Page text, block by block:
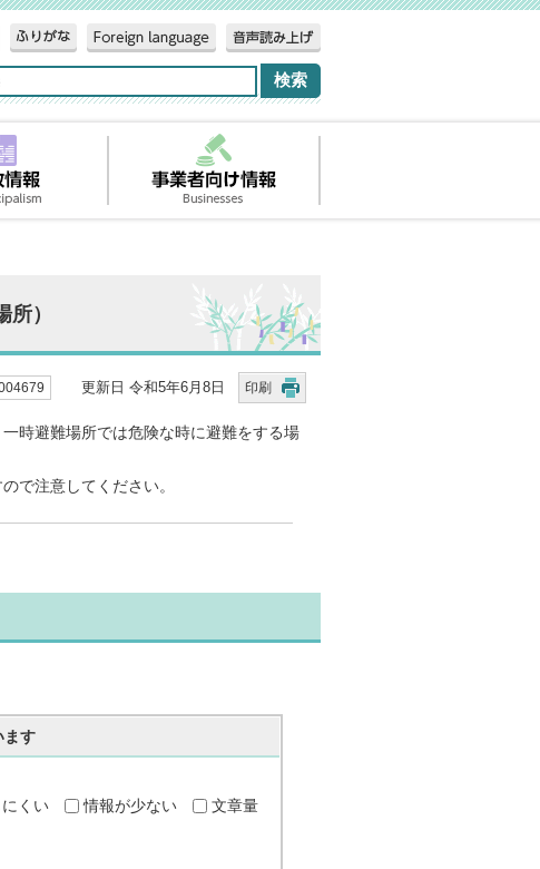
）
更新日 令和5年6月8日 印刷
時避難場所では危険な時に避難をする場
で注意してください。
ます
くい 情報が少ない
文章量